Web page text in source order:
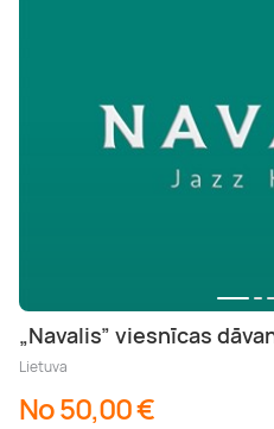
„Navalis” viesnīcas
Lietuva
No 50,00 €